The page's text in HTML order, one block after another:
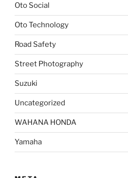
Oto Social
Oto Technology
Road Safety
Street Photography
Suzuki
Uncategorized
WAHANA HONDA
Yamaha